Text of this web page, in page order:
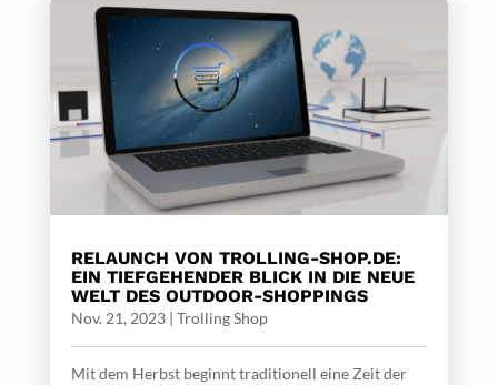
RELAUNCH VON TROLLING-SHOP.DE:
EIN TIEFGEHENDER BLICK IN DIE NEUE
WELT DES OUTDOOR-SHOPPINGS
Nov. 21, 2023| Trolling Shop
Mit dem Herbst beginnt traditionell eine Zeit der